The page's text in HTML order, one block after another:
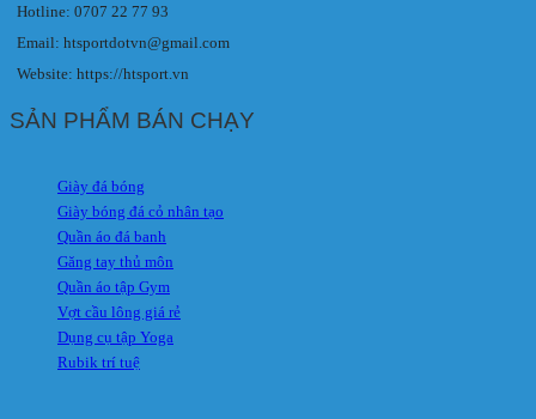
Hotline: 0707 22 77 93
Email: htsportdotvn@gmail.com
Website: https://htsport.vn
SẢN PHẨM BÁN CHẠY
Giày đá bóng
Giày bóng đá cỏ nhân tạo
Quần áo đá banh
Găng tay thủ môn
Quần áo tập Gym
Vợt cầu lông giá rẻ
Dụng cụ tập Yoga
Rubik trí tuệ